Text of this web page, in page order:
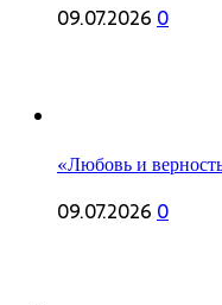
09.07.2026 0
«Любовь и
09.07.2026 0